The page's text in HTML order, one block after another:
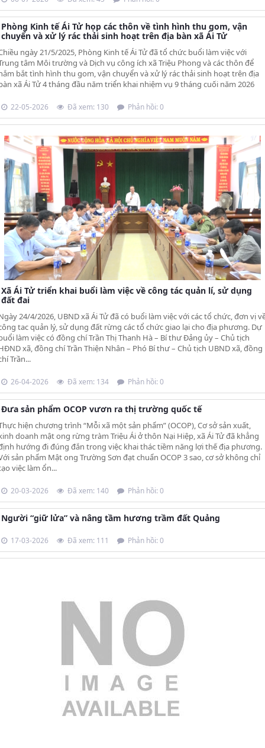
Phòng Kinh tế Ái Tử họp các thôn về tình hình thu gom, vận
chuyển và xử lý rác thải sinh hoạt trên địa bàn xã Ái Tử
ngày 21/5/2025, Phòng Kinh tế Ái Tử đã tổ chức buổi làm việc với
tâm Môi trường và Dịch vụ công ích xã Triệu Phong và các thôn để
bắt tình hình thu gom, vận chuyển và xử lý rác thải sinh hoạt trên địa
xã Ái Tử 4 tháng đầu năm triển khai nhiệm vụ 9 tháng cuối năm 2026
22-05-2026 Đã xem: 130 Phản hồi: 0
Xã Ái Tử triển khai buổi làm việc về công tác quản lí, sử dụng
đất đai
24/4/2026, UBND xã Ái Tử đã có buổi làm việc với các tổ chức, đơn vị
tac quản lý, sử dụng đất rừng các tổ chức giao lại cho địa phương. Dự
làm việc có đồng chí Trần Thị Thanh Hà – Bí thư Đảng ủy – Chủ tịch
xã, đồng chí Trần Thiện Nhân – Phó Bí thư – Chủ tịch UBND xã, đồng
Trần...
26-04-2026 Đã xem: 134 Phản hồi: 0
Đưa sản phẩm OCOP vươn ra thị trường quốc tế
hiện chương trình “Mỗi xã một sản phẩm” (OCOP), Cơ sở sản xuất,
doanh mật ong rừng tràm Triệu Ái ở thôn Nại Hiệp, xã Ái Tử đã khẳng
hướng đi đúng đắn trong việc khai thác tiềm năng lợi thế địa phương.
sản phẩm Mật ong Trường Sơn đạt chuẩn OCOP 3 sao, cơ sở không chỉ
việc làm ổn...
20-03-2026 Đã xem: 140 Phản hồi: 0
Người “giữ lửa” và nâng tầm hương trầm đất Quảng
17-03-2026 Đã xem: 111 Phản hồi: 0